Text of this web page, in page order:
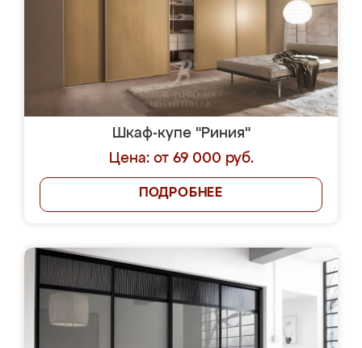
Шкаф-купе "Риния"
Цена: от 69 000 руб.
ПОДРОБНЕЕ